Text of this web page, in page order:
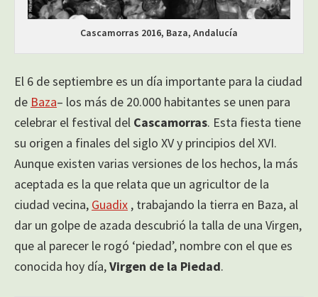
Cascamorras 2016, Baza, Andalucía
El 6 de septiembre es un día importante para la ciudad
de Baza– los más de 20.000 habitantes se unen para
celebrar el festival del Cascamorras. Esta fiesta tiene
su origen a finales del siglo XV y principios del XVI.
Aunque existen varias versiones de los hechos, la más
aceptada es la que relata que un agricultor de la
ciudad vecina, Guadix , trabajando la tierra en Baza, al
dar un golpe de azada descubrió la talla de una Virgen,
que al parecer le rogó ‘piedad’, nombre con el que es
conocida hoy día,Virgen de la Piedad.